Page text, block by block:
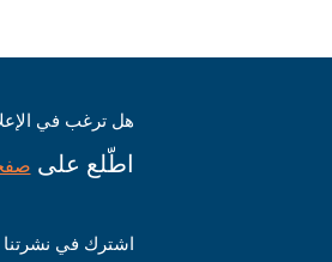
هل ترغب في
اطّلع على
اشترك في نشرتنا